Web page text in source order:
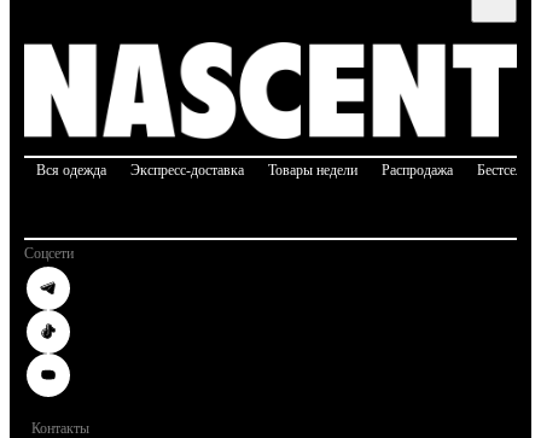
Вся одежда Экспресс-доставка Товары недели Распродажа
Соцсети
Контакты